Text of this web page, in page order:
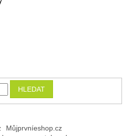
HLEDAT
Můjprvníeshop.cz